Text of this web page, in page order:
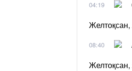
04:19
Желтоқсан,
08:40
Желтоқсан,